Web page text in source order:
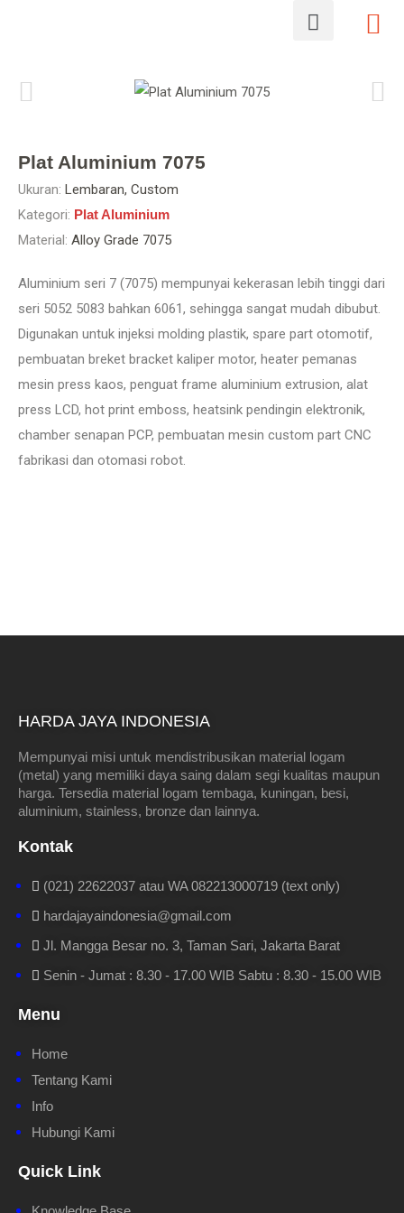
Plat Aluminium 7075
Ukuran: Lembaran, Custom
Kategori: Plat Aluminium
Material: Alloy Grade 7075
Aluminium seri 7 (7075) mempunyai kekerasan lebih tinggi dari
seri 5052 5083 bahkan 6061, sehingga sangat mudah dibubut.
Digunakan untuk injeksi molding plastik, spare part otomotif,
pembuatan breket bracket kaliper motor, heater pemanas
mesin press kaos, penguat frame aluminium extrusion, alat
press LCD, hot print emboss, heatsink pendingin elektronik,
chamber senapan PCP, pembuatan mesin custom part CNC
fabrikasi dan otomasi robot.
HARDA JAYA INDONESIA
Mempunyai misi untuk mendistribusikan material logam
(metal) yang memiliki daya saing dalam segi kualitas maupun
harga. Tersedia material logam tembaga, kuningan, besi,
aluminium, stainless, bronze dan lainnya.
Kontak
(021) 22622037 atau WA 082213000719 (text only)
hardajayaindonesia@gmail.com
Jl. Mangga Besar no. 3, Taman Sari, Jakarta Barat
Senin - Jumat : 8.30 - 17.00 WIB Sabtu : 8.30 - 15.00 WIB
Menu
Home
Tentang Kami
Info
Hubungi Kami
Quick Link